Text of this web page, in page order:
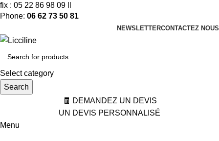
fix : 05 22 86 98 09 ll
Phone: 06 62 73 50 81
NEWSLETTERCONTACTEZ NOUS
Select category
Search
🧾 DEMANDEZ UN DEVIS
UN DEVIS PERSONNALISÉ
Menu